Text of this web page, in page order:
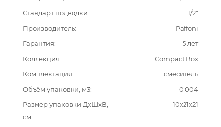
Стандарт подводки
1/2"
Производитель
Paffoni
Гарантия
5 лет
Коллекция
Compact Box
Комплектация
смеситель
Объём упаковки, м3
0.004
Размер упаковки ДxШxВ,
см
10x21x21